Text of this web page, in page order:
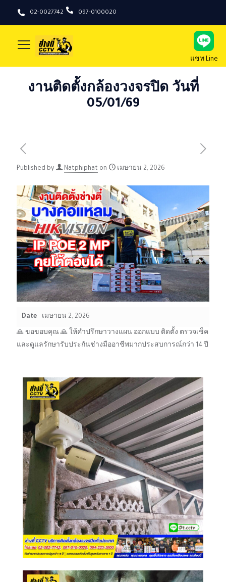
02-0027742 097-0100020
แชท Line
งานติดตั้งกล้องวงจรปิด วันที่
05/01/69
Published by Natphiphat on เมษายน 2, 2026
Date เมษายน 2, 2026
🙏 ขอขอบคุณ 🙏 ให้คำปรึกษาวางแผน ออกแบบ ติดตั้ง ตรวจเช็ค
และดูแลรักษารับประกันช่างมืออาชีพมากประสบการณ์กว่า 14 ปี